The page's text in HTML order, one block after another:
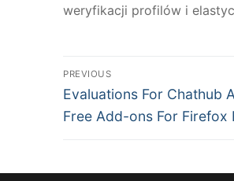
weryfikacji profilów i
文
章
覽
PREVIOUS
Previous
post:
Evaluations For Chathub
Free Add-ons For Firefox